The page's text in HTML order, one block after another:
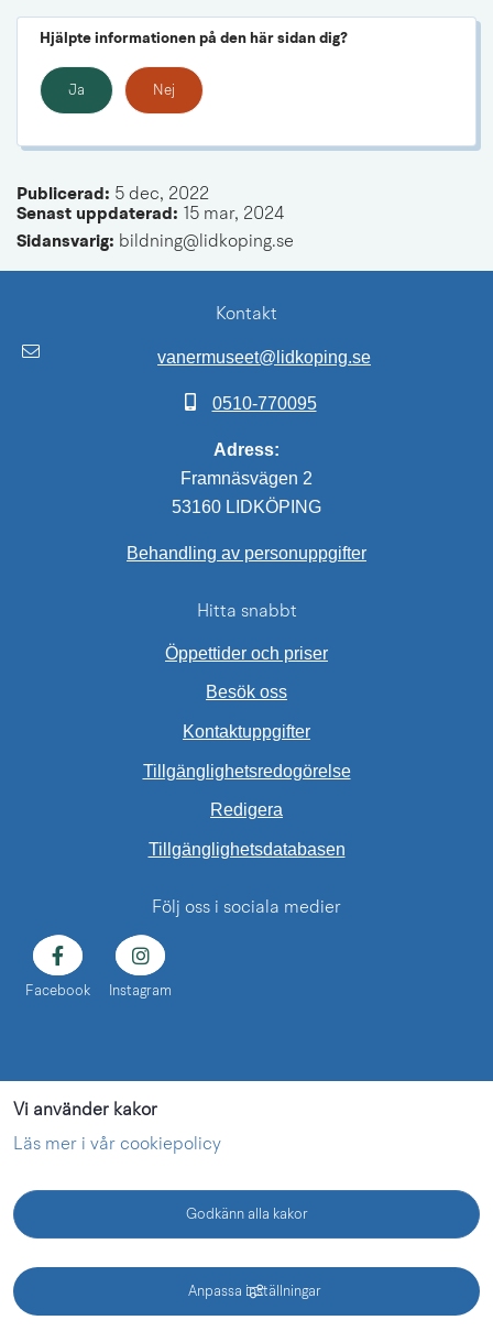
Vi använder kakor
Läs mer i vår cookiepolicy
Godkänn alla kakor
Anpassa inställningar
Hjälpte informationen på den här sidan dig?
Ja Nej
Publicerad: 5 dec, 2022
Senast uppdaterad:
15 mar, 2024
Sidansvarig: bildning@lidkoping.se
Kontakt
vanermuseet@lidkoping.se
0510-770095
Adress:
Framnäsvägen 2
53160 LIDKÖPING
Behandling av personuppgifter
Hitta snabbt
Öppettider och priser
Besök oss
Kontaktuppgifter
Tillgänglighetsredogörelse
Redigera
TillgänglighetsdatabasenLänk till annan
Följ oss i sociala medier
Facebook Instagram
Vänermuseet - en webbplats inom Lidköping kommun